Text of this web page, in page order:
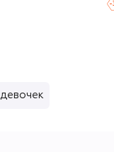
-
девочек